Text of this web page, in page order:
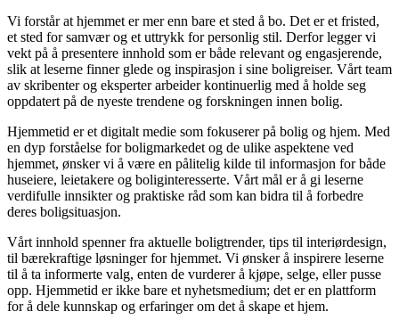
Vi forstår at hjemmet er mer enn bare et sted å bo. Det er et fristed,
et sted for samvær og et uttrykk for personlig stil. Derfor legger vi
vekt på å presentere innhold som er både relevant og engasjerende,
slik at leserne finner glede og inspirasjon i sine boligreiser. Vårt team
av skribenter og eksperter arbeider kontinuerlig med å holde seg
oppdatert på de nyeste trendene og forskningen innen bolig.
Hjemmetid er et digitalt medie som fokuserer på bolig og hjem. Med
en dyp forståelse for boligmarkedet og de ulike aspektene ved
hjemmet, ønsker vi å være en pålitelig kilde til informasjon for både
huseiere, leietakere og boliginteresserte. Vårt mål er å gi leserne
verdifulle innsikter og praktiske råd som kan bidra til å forbedre
deres boligsituasjon.
Vårt innhold spenner fra aktuelle boligtrender, tips til interiørdesign,
til bærekraftige løsninger for hjemmet. Vi ønsker å inspirere leserne
til å ta informerte valg, enten de vurderer å kjøpe, selge, eller pusse
opp. Hjemmetid er ikke bare et nyhetsmedium; det er en plattform
for å dele kunnskap og erfaringer om det å skape et hjem.